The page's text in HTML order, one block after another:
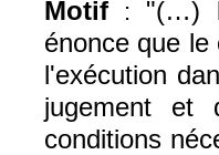
Motif : "(…)
énonce que
l'exécution
jugement et
conditions